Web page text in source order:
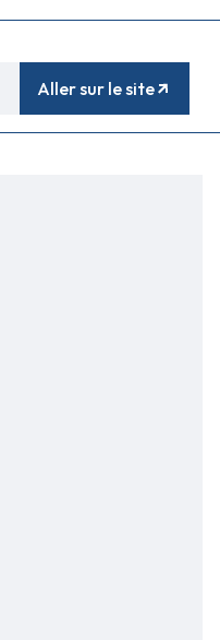
Aller sur le site